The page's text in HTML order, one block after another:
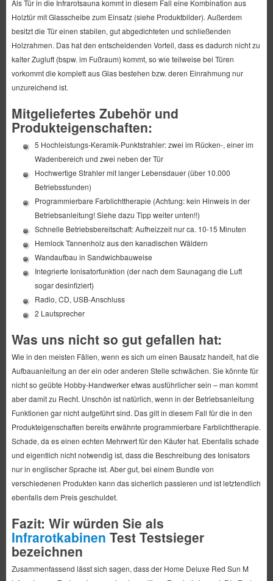
Als Tür in die Infrarotsauna kommt in diesem Fall eine Kombination aus
Holztür mit Glasscheibe zum Einsatz (siehe Produktbilder). Außerdem
besitzt die Tür einen stabilen, gut abgedichteten und schließenden
Holzrahmen. Das hat den entscheidenden Vorteil, dass es dadurch nicht zu
kalter Zugluft (bspw. im Fußraum) kommt, so wie teilweise bei Türen
vorkommt die komplett aus Glas bestehen bzw. deren Einrahmung nur
unzureichend ist.
Mitgeliefertes Zubehör und
Produkteigenschaften:
5 Hochleistungs-Keramik-Punktstrahler: zwei im Rücken-, einer im
Wadenbereich und zwei neben der Tür
Hochwertige Strahler mit langer Lebensdauer (über 10.000
Betriebsstunden)
Programmierbare Farblichttherapie (Achtung: kein Hinweis in der
Betriebsanleitung! Siehe dazu Tipp weiter unten!!)
Schnelle Betriebsbereitschaft: Aufheizzeit nur ca. 10-15 Minuten
Hemlock Tannenholz aus den kanadischen Wäldern
Wandaufbau in Sandwichbauweise
Integrierte Ionisatorfunktion (der nach dem Saunagang die Luft
sogar desinfiziert)
Radio, CD, USB-Anschluss
2 Lautsprecher
Was uns nicht so gut gefallen hat:
Wie in den meisten Fällen, wenn es sich um einen Bausatz handelt, hat die
Aufbauanleitung an der ein oder anderen Stelle schwächen. Sie könnte für
nicht so geübte Hobby-Handwerker etwas ausführlicher sein – man kommt
aber damit zu Recht. Unschön ist natürlich, wenn in der Betriebsanleitung
Funktionen gar nicht aufgeführt sind. Das gilt in diesem Fall für die in den
Produkteigenschaften bereits erwähnte programmierbare Farblichttherapie.
Schade, da es einen echten Mehrwert für den Käufer hat. Ebenfalls schade
und eigentlich nicht notwendig ist, dass die Beschreibung des Ionisators
nur in englischer Sprache ist. Aber gut, bei einem Bundle von
verschiedenen Produkten kann das sicherlich passieren und ist letztendlich
ebenfalls dem Preis geschuldet.
Fazit: Wir würden Sie als
Infrarotkabinen Test Testsieger
bezeichnen
Zusammenfassend lässt sich sagen, dass der Home Deluxe Red Sun M